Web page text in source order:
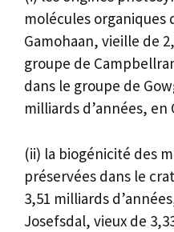
molécules organiques
Gamohaan, vieille de
groupe de
dans le groupe de
milliards d’années, en
(ii) la biogénicité des
préservées dans le
3,51 milliards
Josefsdal, vieux de